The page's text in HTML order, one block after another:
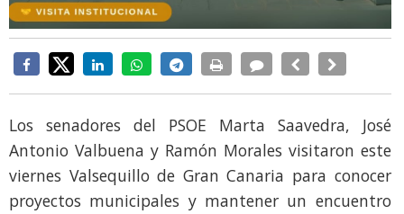
Los senadores del PSOE Marta Saavedra, José
Antonio Valbuena y Ramón Morales visitaron este
viernes Valsequillo de Gran Canaria para conocer
proyectos municipales y mantener un encuentro